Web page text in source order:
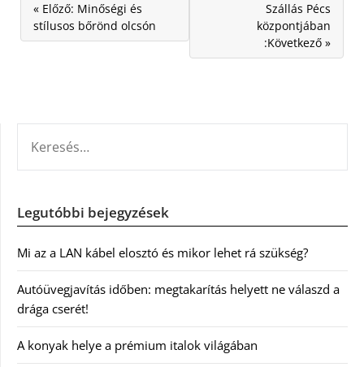
« Előző: Minőségi és
stílusos bőrönd olcsón
Szállás Pécs
központjában
:Következő »
Legutóbbi bejegyzések
Mi az a LAN kábel elosztó és mikor lehet rá szükség?
Autóüvegjavítás időben: megtakarítás helyett ne válaszd a
drága cserét!
A konyak helye a prémium italok világában